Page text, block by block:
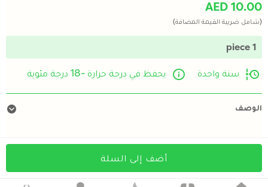
AED 10.00
(شامل ضريبة القيمة المضافة)
1 piece
سنة واحدة يحفظ في درجة حرارة -18 درجة مئوية
الوصف
أضف إلى السلة